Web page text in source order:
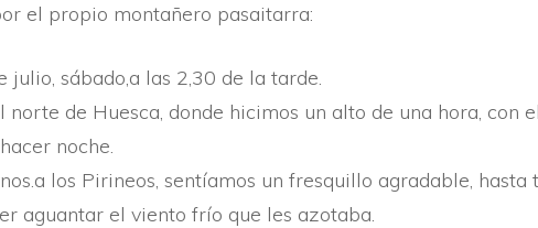
el propio montañero pasaitarra:
sábado,a las 2,30 de la tarde.
de Huesca, donde hicimos un alto de una hora, con
noche.
los Pirineos, sentí­amos un fresquillo agradable,
aguantar el viento frí­o que les azotaba.